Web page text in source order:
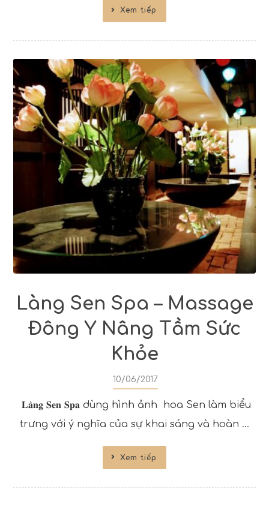
Xem tiếp
Làng Sen Spa – Massage
Đông Y Nâng Tầm Sức
Khỏe
10/06/2017
𝐋𝐚̀𝐧𝐠 𝐒𝐞𝐧 𝐒𝐩𝐚 dùng hình ảnh hoa Sen làm biểu
trưng với ý nghĩa của sự khai sáng và hoàn ...
Xem tiếp